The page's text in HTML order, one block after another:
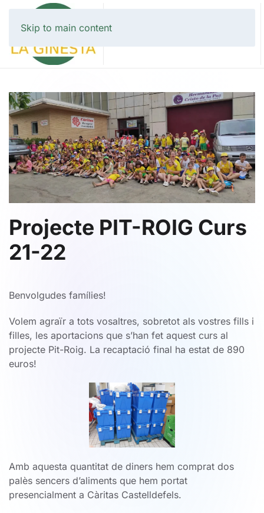
Skip to main content
Projecte PIT-ROIG Curs
21-22
Benvolgudes famílies!
Volem agraïr a tots vosaltres, sobretot als vostres fills i
filles, les aportacions que s’han fet aquest curs al
projecte Pit-Roig. La recaptació final ha estat de 890
euros!
Amb aquesta quantitat de diners hem comprat dos
palès sencers d’aliments que hem portat
presencialment a Càritas Castelldefels.